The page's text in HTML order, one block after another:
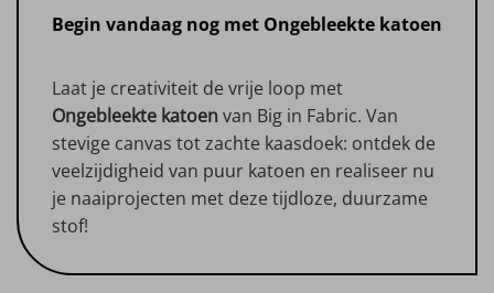
Begin vandaag nog met Ongebleekte katoen
Laat je creativiteit de vrije loop met
Ongebleekte katoenvan Big in Fabric. Van
stevige canvas tot zachte kaasdoek: ontdek de
veelzijdigheid van puur katoen en realiseer nu
je naaiprojecten met deze tijdloze, duurzame
stof!